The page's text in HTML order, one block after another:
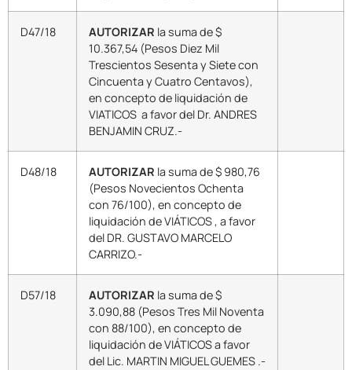
D47/18 AUTORIZAR la suma de $
10.367,54 (Pesos Diez Mil
Trescientos Sesenta y Siete con
Cincuenta y Cuatro Centavos),
en concepto de liquidación de
VIATICOS a favor del Dr. ANDRES
BENJAMIN CRUZ.-
D48/18 AUTORIZAR la suma de $ 980,76
(Pesos Novecientos Ochenta
con 76/100), en concepto de
liquidación de VIÁTICOS , a favor
del DR. GUSTAVO MARCELO
CARRIZO.-
D57/18 AUTORIZAR la suma de $
3.090,88 (Pesos Tres Mil Noventa
con 88/100), en concepto de
liquidación de VIÁTICOS a favor
del Lic. MARTIN MIGUEL GUEMES .-